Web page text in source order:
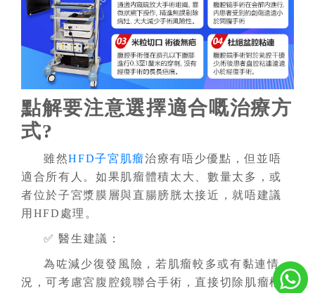
點解要注意選擇適合嘅治療方
式?
雖然HFD子宮肌瘤治療有唔少優點，但並唔
適合所有人。如果肌瘤體積太大、數量太多，或
者位於子宮漿膜層與直腸膀胱太接近，就唔建議
用HFD處理。
✅ 醫生建議：
為咗減少復發風險，若肌瘤較多或有黏連情
況，可考慮宮腹腔鏡聯合手術，直接切除肌瘤根